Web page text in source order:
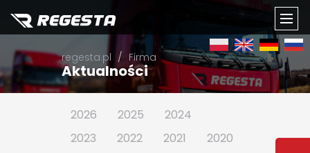
regesta.pl Firma
Aktualności
2026 2025
2024
2023
2022 2021
2020